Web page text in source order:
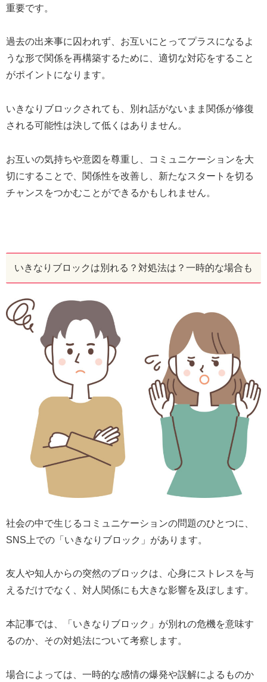
重要です。
過去の出来事に囚われず、お互いにとってプラスになるよ
うな形で関係を再構築するために、適切な対応をすること
がポイントになります。
いきなりブロックされても、別れ話がないまま関係が修復
される可能性は決して低くはありません。
お互いの気持ちや意図を尊重し、コミュニケーションを大
切にすることで、関係性を改善し、新たなスタートを切る
チャンスをつかむことができるかもしれません。
いきなりブロックは別れる？対処法は？一時的な場合も
社会の中で生じるコミュニケーションの問題のひとつに、
SNS上での「いきなりブロック」があります。
友人や知人からの突然のブロックは、心身にストレスを与
えるだけでなく、対人関係にも大きな影響を及ぼします。
本記事では、「いきなりブロック」が別れの危機を意味す
るのか、その対処法について考察します。
場合によっては、一時的な感情の爆発や誤解によるものか